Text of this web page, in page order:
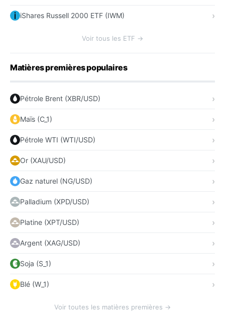
iShares Russell 2000 ETF (IWM)
Voir tous les ETF →
Matières premières populaires
Pétrole Brent (XBR/USD)
Maïs (C_1)
Pétrole WTI (WTI/USD)
Or (XAU/USD)
Gaz naturel (NG/USD)
Palladium (XPD/USD)
Platine (XPT/USD)
Argent (XAG/USD)
Soja (S_1)
Blé (W_1)
Voir toutes les matières premières →